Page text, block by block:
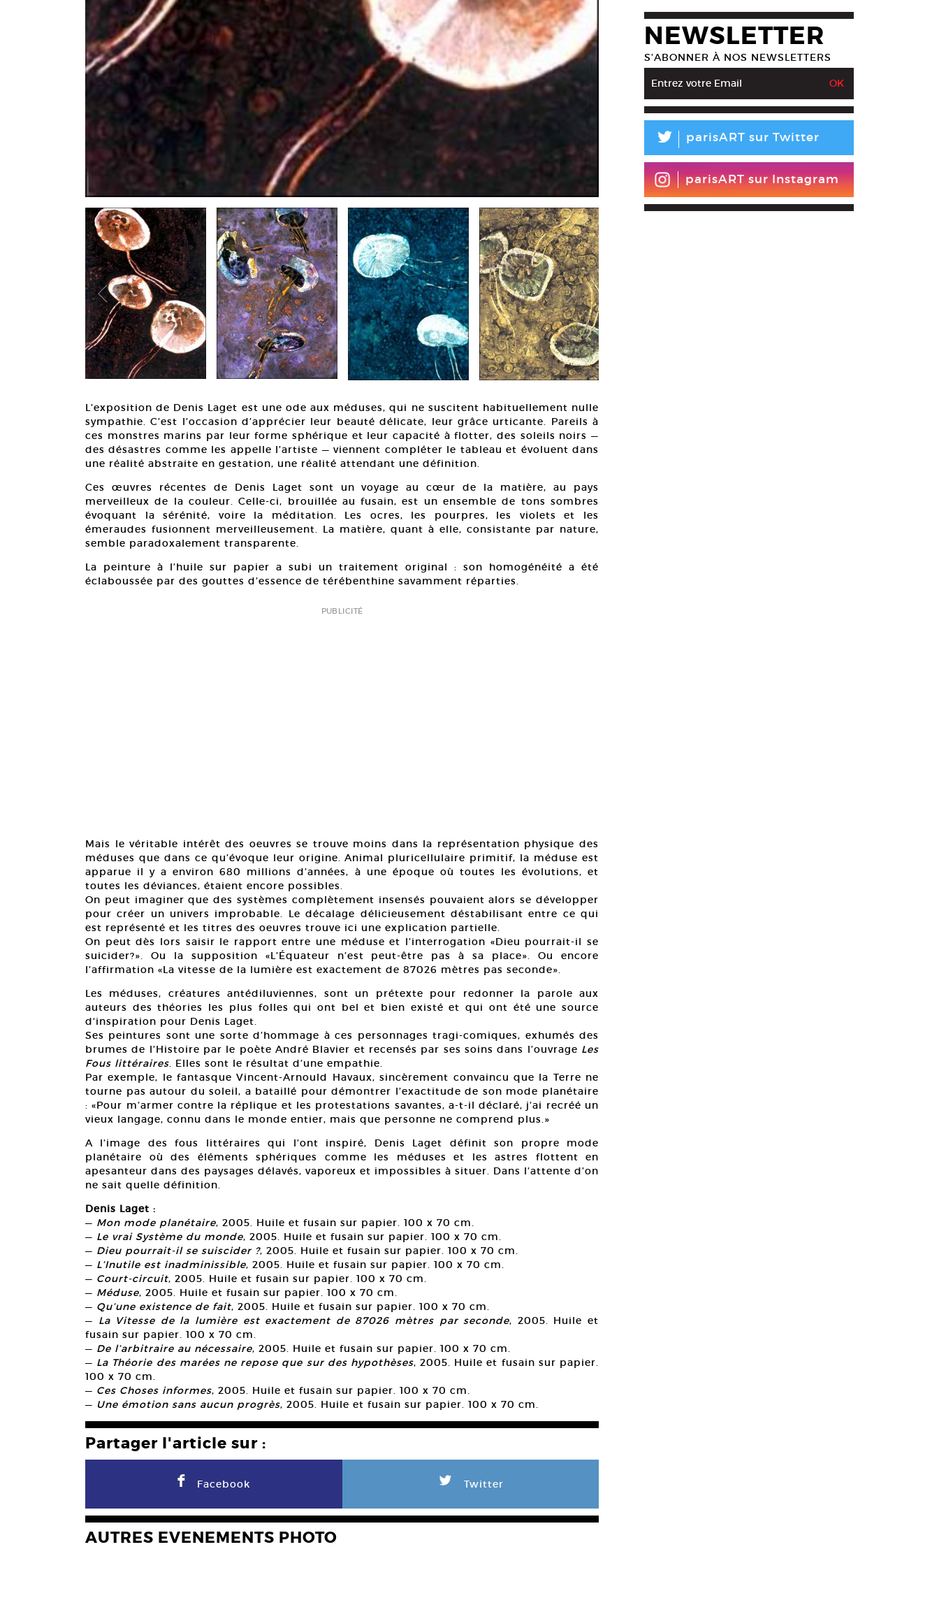
L’exposition de Denis Laget est une ode aux méduses, qui ne suscitent habituellement nulle
sympathie. C’est l’occasion d’apprécier leur beauté délicate, leur grâce urticante. Pareils à
ces monstres marins par leur forme sphérique et leur capacité à flotter, des soleils noirs —
des désastres comme les appelle l’artiste — viennent compléter le tableau et évoluent dans
une réalité abstraite en gestation, une réalité attendant une définition.
Ces œuvres récentes de Denis Laget sont un voyage au cœur de la matière, au pays
merveilleux de la couleur. Celle-ci, brouillée au fusain, est un ensemble de tons sombres
évoquant la sérénité, voire la méditation. Les ocres, les pourpres, les violets et les
émeraudes fusionnent merveilleusement. La matière, quant à elle, consistante par nature,
semble paradoxalement transparente.
La peinture à l’huile sur papier a subi un traitement original : son homogénéité a été
éclaboussée par des gouttes d’essence de térébenthine savamment réparties.
PUBLICITÉ
Mais le véritable intérêt des oeuvres se trouve moins dans la représentation physique des
méduses que dans ce qu’évoque leur origine. Animal pluricellulaire primitif, la méduse est
apparue il y a environ 680 millions d’années, à une époque où toutes les évolutions, et
toutes les déviances, étaient encore possibles.
On peut imaginer que des systèmes complètement insensés pouvaient alors se développer
pour créer un univers improbable. Le décalage délicieusement déstabilisant entre ce qui
est représenté et les titres des oeuvres trouve ici une explication partielle.
On peut dès lors saisir le rapport entre une méduse et l’interrogation «Dieu pourrait-il se
suicider?». Ou la supposition «L’Équateur n’est peut-être pas à sa place». Ou encore
l’affirmation «La vitesse de la lumière est exactement de 87026 mètres pas seconde».
Les méduses, créatures antédiluviennes, sont un prétexte pour redonner la parole aux
auteurs des théories les plus folles qui ont bel et bien existé et qui ont été une source
d‘inspiration pour Denis Laget.
Ses peintures sont une sorte d’hommage à ces personnages tragi-comiques, exhumés des
brumes de l’Histoire par le poète André Blavier et recensés par ses soins dans l’ouvrage Les
Fous littéraires. Elles sont le résultat d’une empathie.
Par exemple, le fantasque Vincent-Arnould Havaux, sincèrement convaincu que la Terre ne
tourne pas autour du soleil, a bataillé pour démontrer l’exactitude de son mode planétaire
: «Pour m’armer contre la réplique et les protestations savantes, a-t-il déclaré, j’ai recréé un
vieux langage, connu dans le monde entier, mais que personne ne comprend plus.»
A l’image des fous littéraires qui l’ont inspiré, Denis Laget définit son propre mode
planétaire où des éléments sphériques comme les méduses et les astres flottent en
apesanteur dans des paysages délavés, vaporeux et impossibles à situer. Dans l’attente d’on
ne sait quelle définition.
Denis Laget :
— Mon mode planétaire, 2005. Huile et fusain sur papier. 100 x 70 cm.
— Le vrai Système du monde, 2005. Huile et fusain sur papier. 100 x 70 cm.
— Dieu pourrait-il se suiscider ?, 2005. Huile et fusain sur papier. 100 x 70 cm.
— L’Inutile est inadminissible, 2005. Huile et fusain sur papier. 100 x 70 cm.
— Court-circuit, 2005. Huile et fusain sur papier. 100 x 70 cm.
— Méduse, 2005. Huile et fusain sur papier. 100 x 70 cm.
— Qu’une existence de fait, 2005. Huile et fusain sur papier. 100 x 70 cm.
— La Vitesse de la lumière est exactement de 87026 mètres par seconde, 2005. Huile et
fusain sur papier. 100 x 70 cm.
— De l’arbitraire au nécessaire, 2005. Huile et fusain sur papier. 100 x 70 cm.
— La Théorie des marées ne repose que sur des hypothèses, 2005. Huile et fusain sur papier.
100 x 70 cm.
— Ces Choses informes, 2005. Huile et fusain sur papier. 100 x 70 cm.
— Une émotion sans aucun progrès, 2005. Huile et fusain sur papier. 100 x 70 cm.
Partager l'article sur :
F Facebook L Twitter
AUTRES EVENEMENTS PHOTO
NEWSLETTER
S’ABONNER À NOS NEWSLETTERS
L parisART sur Twitter
parisART sur Instagram